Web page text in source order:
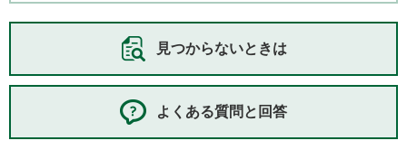
見つからないときは
よくある質問と回答